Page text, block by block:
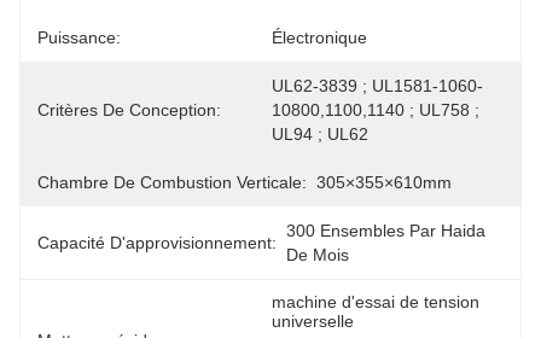
Puissance: Électronique
Critères De Conception:
UL62-3839 ; UL1581-1060-
10800,1100,1140 ; UL758 ;
UL94 ; UL62
Chambre De Combustion Verticale: 305×355×610mm
Capacité D'approvisionnement:
300 Ensembles Par Haida
De Mois
machine d'essai de tension
universelle